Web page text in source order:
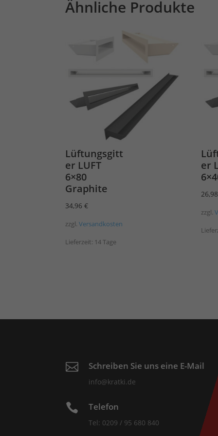
Ähnliche Produkte
Lüftungsgitt
er LUFT
6×80
Graphite
34,96€
zzgl.Versandkosten
Lieferzeit: 14 Tage
er
zzgl.
 Schreiben Sie uns eine E-Mail
info@kratki.de
 Telefon
Tel: 0209 / 95 680 840